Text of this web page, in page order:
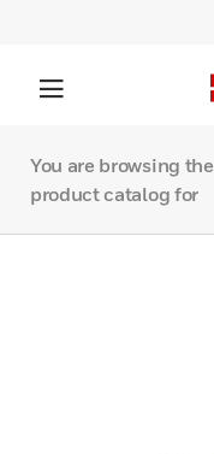
You are browsing the
product catalog for